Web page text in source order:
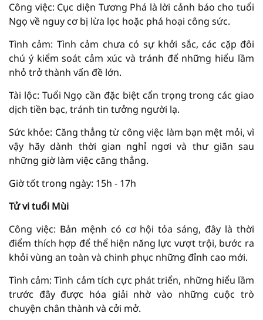
Công việc: Cục diện Tương Phá là lời cảnh báo cho tuổi
Ngọ về nguy cơ bị lừa lọc hoặc phá hoại công sức.
Tình cảm: Tình cảm chưa có sự khởi sắc, các cặp đôi
chú ý kiểm soát cảm xúc và tránh để những hiểu lầm
nhỏ trở thành vấn đề lớn.
Tài lộc: Tuổi Ngọ cần đặc biệt cẩn trọng trong các giao
dịch tiền bạc, tránh tin tưởng người lạ.
Sức khỏe: Căng thẳng từ công việc làm bạn mệt mỏi, vì
vậy hãy dành thời gian nghỉ ngơi và thư giãn sau
những giờ làm việc căng thẳng.
Giờ tốt trong ngày: 15h - 17h
Tử vi tuổi Mùi
Công việc: Bản mệnh có cơ hội tỏa sáng, đây là thời
điểm thích hợp để thể hiện năng lực vượt trội, bước ra
khỏi vùng an toàn và chinh phục những đỉnh cao mới.
Tình cảm: Tình cảm tích cực phát triển, những hiểu lầm
trước đây được hóa giải nhờ vào những cuộc trò
chuyện chân thành và cởi mở.